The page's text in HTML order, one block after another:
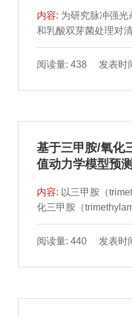
内容: 为研究脉冲强光
和乳酸双芽菌处理对
清蒸鲤鱼为原料，以
标，在单因素试验基
距离为自变量，通过
cm、双乙酸钠质量浓
冲强光杀菌技术结合
理对清蒸鲤鱼的灭菌
阅读量: 438 发表时
基于三甲胺/氧化
值动力学模型预
内容: 以三甲胺（
化三甲胺（
质的量比值为带鱼粉
示指标，根据感官评
鱼粉的TMA/TMAO物
物质的量比值变化速
阅读量: 440 发表时